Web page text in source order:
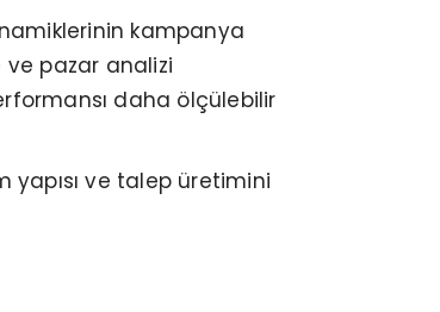
kampanya
ve pazar analizi
daha ölçülebilir
yapısı ve talep üretimini